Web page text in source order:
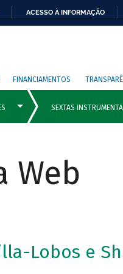
ACESSO À INFORMAÇÃO
FINANCIAMENTOS
Web
Lobos e